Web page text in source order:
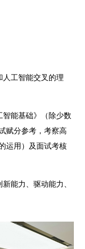
人工智能交叉的理
智能基础》（除少数
赋分参考，考察高
运用）及面试考核
能力、驱动能力、